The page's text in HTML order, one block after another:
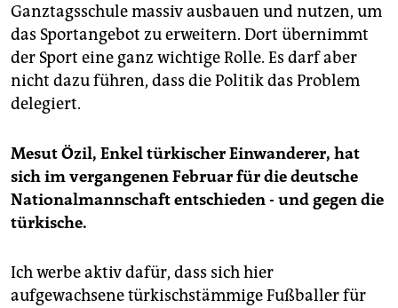
Ganztagsschule massiv ausbauen und nutzen, um
das Sportangebot zu erweitern. Dort übernimmt
der Sport eine ganz wichtige Rolle. Es darf aber
nicht dazu führen, dass die Politik das Problem
delegiert.
Mesut Özil, Enkel türkischer Einwanderer, hat
sich im vergangenen Februar für die deutsche
Nationalmannschaft entschieden - und gegen die
türkische.
Ich werbe aktiv dafür, dass sich hier
aufgewachsene türkischstämmige Fußballer für